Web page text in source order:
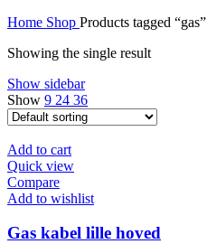
Home Shop Products tagged “gas”
Showing the single result
Show sidebar
Show 9 24 36
Add to cart
Quick view
Compare
Add to wishlist
Gas kabel lille hoved